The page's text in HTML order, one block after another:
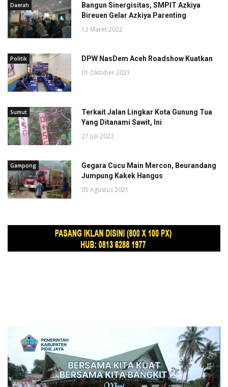
Daerah
Bangun Sinergisitas, SMPIT Azkiya
Bireuen Gelar Azkiya Parenting
12 Maret 2022
Politik DPW NasDem Aceh Roadshow Kuatkan
01 Oktober 2021
Sumut
Terkait Jalan Lingkar Kota Gunung Tua
Yang Ditanami Sawit, Ini
27 Juli 2022
Gampong
Gegara Cucu Main Mercon, Beurandang
Jumpung Kakek Hangus
05 Agustus 2021